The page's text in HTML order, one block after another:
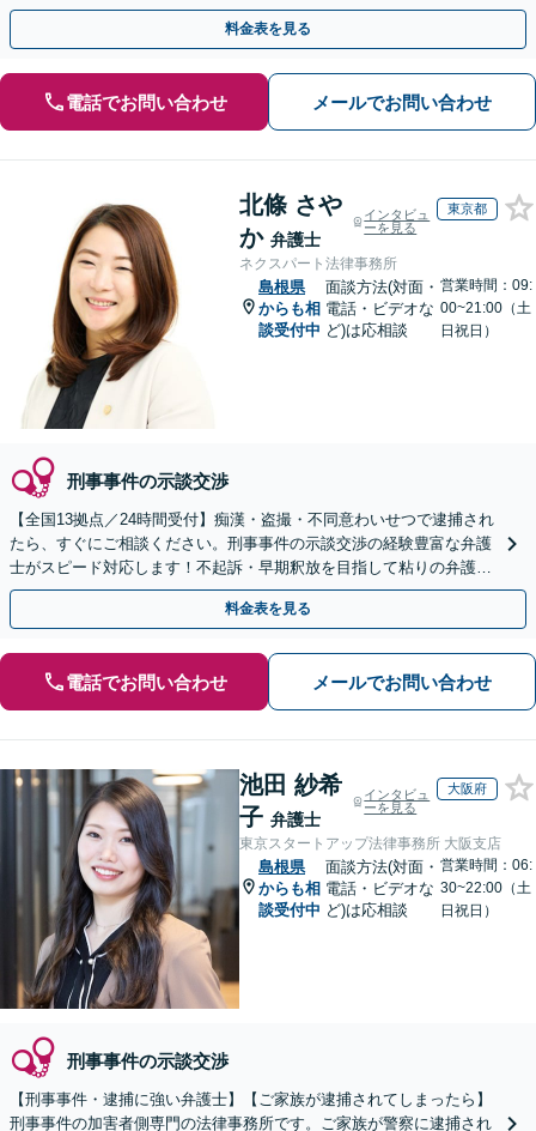
トします。【加害者側の相談専門】
料金表を見る
電話でお問い合わせ メールでお問い合わせ
北條 さや
か 弁護士
インタビュ
ーを見る
東京都
ネクスパート法律事務所
島根県
からも相
談受付中
面談方法(対面・
電話・ビデオな
ど)は応相談
営業時間：09:
00~21:00（土
日祝日）
刑事事件の示談交渉
【全国13拠点／24時間受付】痴漢・盗撮・不同意わいせつで逮捕され
たら、すぐにご相談ください。刑事事件の示談交渉の経験豊富な弁護
士がスピード対応します！不起訴・早期釈放を目指して粘りの弁護活
動を行います。
料金表を見る
電話でお問い合わせ メールでお問い合わせ
池田 紗希
子 弁護士
インタビュ
ーを見る
大阪府
東京スタートアップ法律事務所 大阪支店
島根県
からも相
談受付中
面談方法(対面・
電話・ビデオな
ど)は応相談
営業時間：06:
30~22:00（土
日祝日）
刑事事件の示談交渉
【刑事事件・逮捕に強い弁護士】【ご家族が逮捕されてしまったら】
刑事事件の加害者側専門の法律事務所です。ご家族が警察に逮捕され